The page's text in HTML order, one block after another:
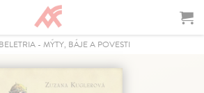
BELETRIA- MÝTY, BÁJE A POVESTI